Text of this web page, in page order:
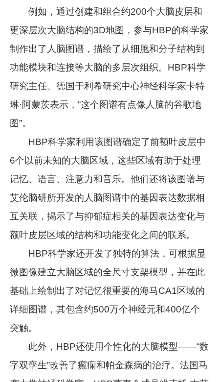
例如，通过创建和组合约200个大脑皮层和
更深层次大脑结构的3D地图，参与HBP的科学家
制作出了人脑图谱，描绘了从细胞和分子结构到
功能模块和连接等大脑的多层次组织。HBP科学
研究主任、德国于利希研究中心神经科学家卡特
琳·阿蒙茨表示，“这个图谱有点像人脑的谷歌地
图”。
HBP科学家利用该图谱确定了前额叶皮层中
6个以前未知的大脑区域，这些区域有助于处理
记忆、语言、注意力和音乐。他们还将该图谱与
艾伦脑研所开发的人脑图谱中的基因表达数据相
互关联，揭示了与抑郁症相关的基因表达变化与
额叶皮层区域的结构和功能变化之间的联系。
HBP科学家还开发了独特的算法，可根据显
微图像建立大脑区域的全尺寸支架模型，并在此
基础上绘制出了对记忆很重要的海马CA1区域的
详细图谱，其包含约500万个神经元和400亿个
突触。
此外，HBP还使用个性化的大脑模型——“数
字双孪生”改善了癫痫和帕金森病的治疗。法国马